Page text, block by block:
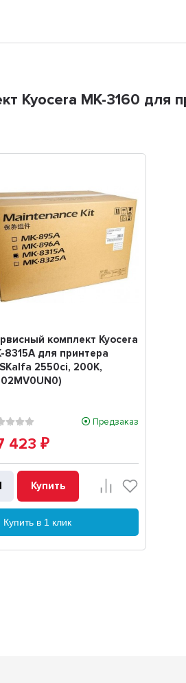
Kyocera MK-3160 для
комплект Kyocera
8315A для принтера
2550ci, 200K,
Предзаказ
423₽
Купить
Купить в 1 клик